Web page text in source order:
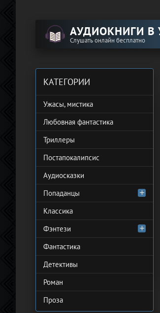
АУДИОКНИГИ В
Слушать онлайн бесплатно
КАТЕГОРИИ
Ужасы, мистика
Любовная фантастика
Триллеры
Постапокалипсис
Аудиосказки
Попаданцы
Классика
Фэнтези
Фантастика
Детективы
Роман
Проза